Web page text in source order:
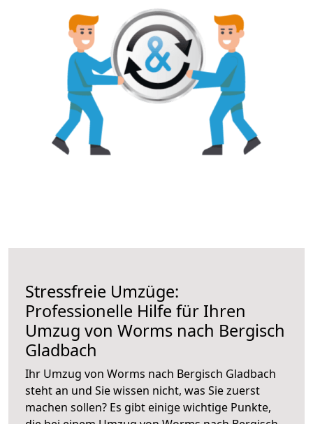
Stressfreie Umzüge:
Professionelle Hilfe für Ihren
Umzug von Worms nach Bergisch
Gladbach
Ihr Umzug von Worms nach Bergisch Gladbach
steht an und Sie wissen nicht, was Sie zuerst
machen sollen? Es gibt einige wichtige Punkte,